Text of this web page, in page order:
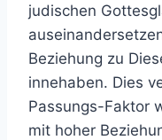
judischen
Beziehung zu
innehaben. Dies
Passungs-Faktor
mit hoher